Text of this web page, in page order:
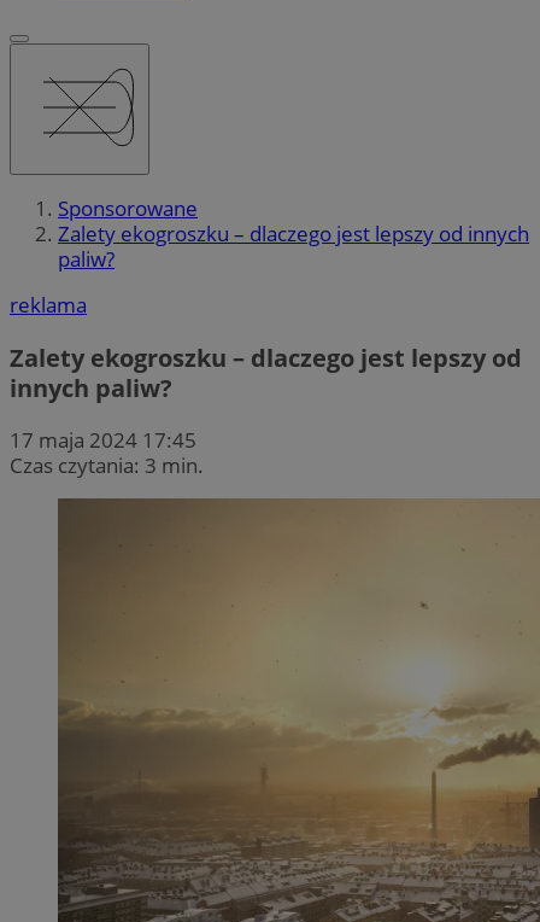
Sponsorowane
Zalety ekogroszku – dlaczego jest lepszy od innych
paliw?
reklama
Zalety ekogroszku – dlaczego jest lepszy od
innych paliw?
17 maja 2024 17:45
Czas czytania: 3 min.